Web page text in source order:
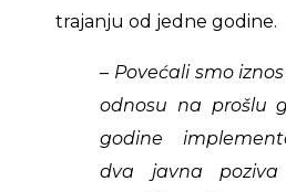
trajanju od jedne godine.
– Povećali smo
odnosu na prošlu
godine
dva javna poziva